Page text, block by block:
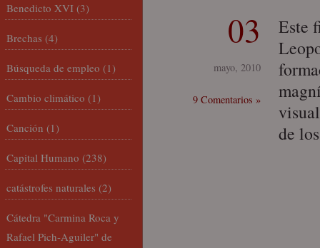
03
mayo, 2010
9 Comentarios »
Este
de
Benedicto XVI (3)
Brechas (4)
Búsqueda de empleo (1)
Cambio climático (1)
Canción (1)
Capital Humano (238)
catástrofes naturales (2)
Cátedra "Carmina Roca y
Rafael Pich-Aguiler" de